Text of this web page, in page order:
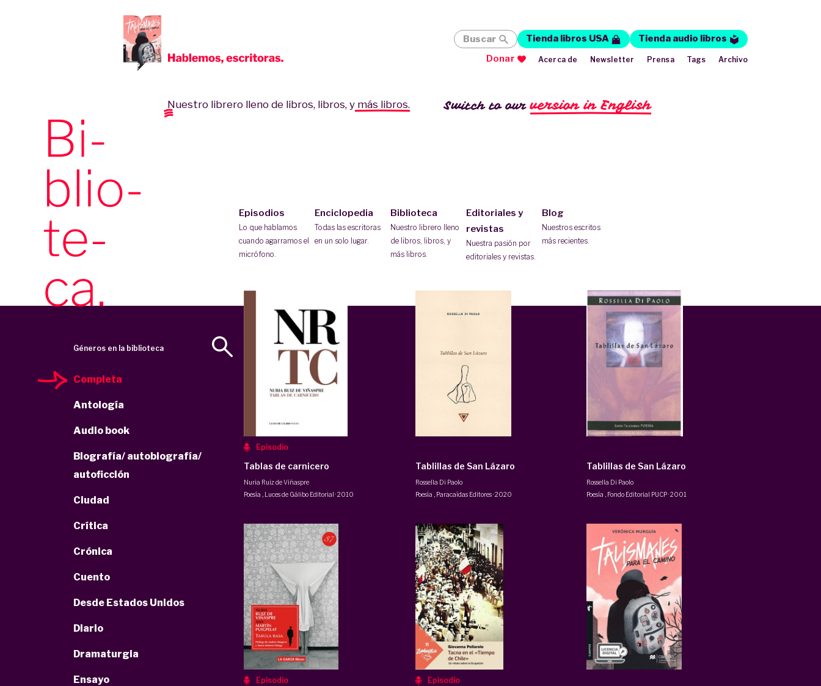
Nuestro librero lleno de libros, libros, y más libros. Switch to ourversion in English
Episodios
Lo que hablamos
cuando agarramos el
micrófono.
Enciclopedia
Todas las escritoras
en un solo lugar.
Biblioteca
Nuestro librero lleno
de libros, libros, y
más libros.
Editoriales y
revistas
Nuestra pasión por
editoriales y revistas.
Blog
Nuestros escritos
más recientes.
Buscar Tienda libros USA
Tienda audio libros
Donar
Acerca de Newsletter Prensa Tags Archivo
Géneros en la biblioteca
Completa
Antología
Audio book
Biografía/ autobiografía/
autoficción
Ciudad
Crítica
Crónica
Cuento
Desde Estados Unidos
Diario
Dramaturgia
Ensayo
Episodio
Tablas de carnicero
Nuria Ruiz de Viñaspre
Poesía
Luces de Gálibo Editorial ·2010
Tablillas de San Lázaro
Rossella Di Paolo
Poesía
Paracaídas Editores·2020
Tablillas de San Lázaro
Rossella Di Paolo
Poesía
Fondo Editorial PUCP·2001
Episodio Episodio